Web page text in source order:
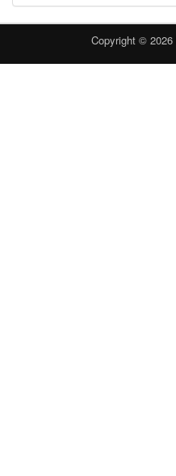
Copyright © 2026